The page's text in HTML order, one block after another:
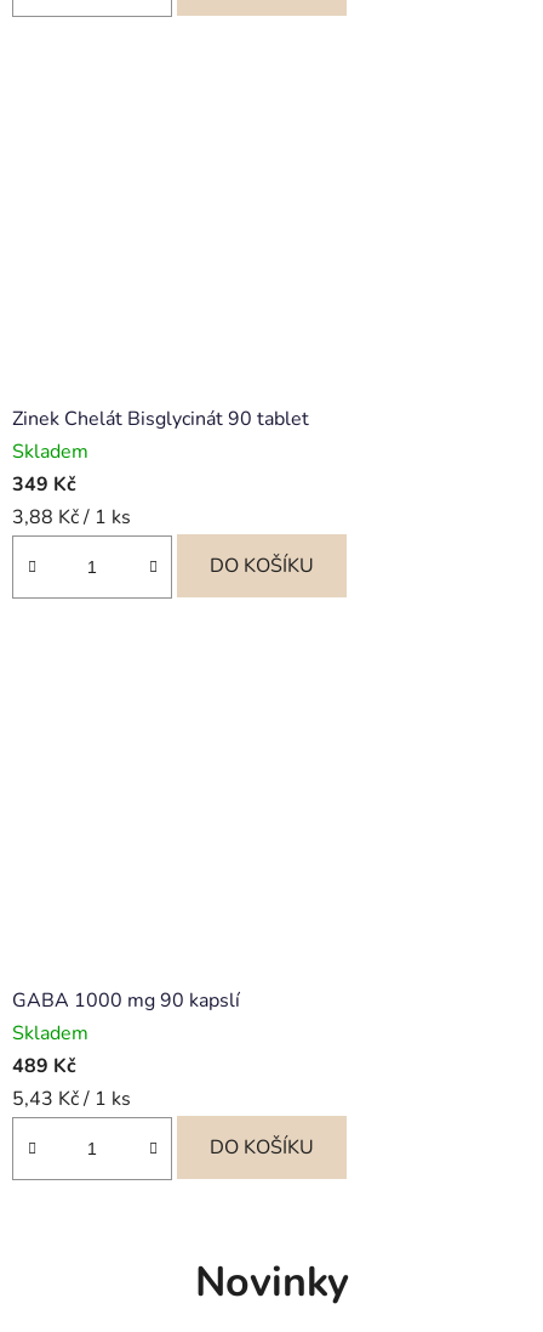
Zinek Chelát Bisglycinát 90 tablet
Skladem
349 Kč
Měrná
3,88 Kč / 1 ks
DO KOŠÍKU
GABA 1000 mg 90 kapslí
Skladem
489 Kč
Měrná
5,43 Kč / 1 ks
DO KOŠÍKU
Novinky